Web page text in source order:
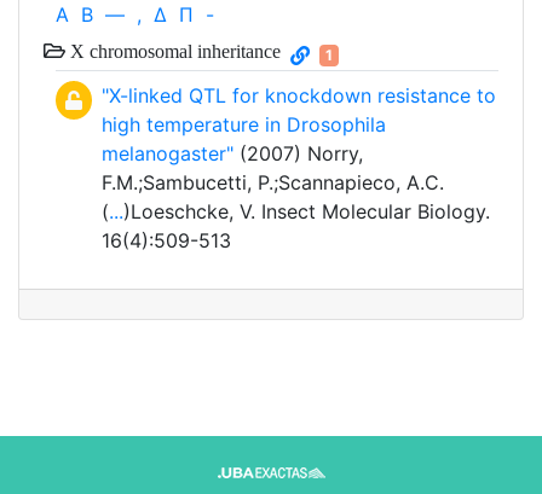
Α Β — , Δ Π -
X chromosomal inheritance 1
"X-linked QTL for knockdown resistance to
high temperature in Drosophila
melanogaster" (2007) Norry,
F.M.;Sambucetti, P.;Scannapieco, A.C.
(...)Loeschcke, V. Insect Molecular Biology.
16(4):509-513